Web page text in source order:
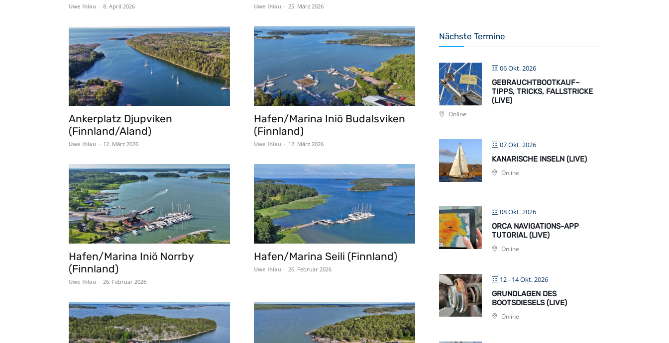
Uwe Ihlau - 8. April 2026 Uwe Ihlau - 25. März 2026
Ankerplatz Djupviken
(Finnland/Aland)
Uwe Ihlau - 12. März 2026
Hafen/Marina Iniö Budalsviken
(Finnland)
Uwe Ihlau - 12. März 2026
Hafen/Marina Iniö Norrby
(Finnland)
Uwe Ihlau - 26. Februar 2026
Hafen/Marina Seili (Finnland)
Uwe Ihlau - 26. Februar 2026
Nächste Termine
06 Okt. 2026
GEBRAUCHTBOOTKAUF–
TIPPS, TRICKS, FALLSTRICKE
(LIVE)
Online
07 Okt. 2026
KANARISCHE INSELN (LIVE)
Online
08 Okt. 2026
ORCA NAVIGATIONS-APP
TUTORIAL (LIVE)
Online
12 - 14 Okt. 2026
GRUNDLAGEN DES
BOOTSDIESELS (LIVE)
Online